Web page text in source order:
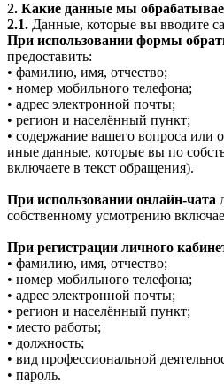
2. Какие данные мы
2.1. Данные, которые вы вводите
При использовании формы
предоставить:
• фамилию, имя, отчество;
• номер мобильного телефона;
• адрес электронной почты;
• регион и населённый пункт;
• содержание вашего вопроса или
иные данные, которые вы по
включаете в текст обращения).
При использовании онлайн-чата
собственному усмотрению
При регистрации личного
• фамилию, имя, отчество;
• номер мобильного телефона;
• адрес электронной почты;
• регион и населённый пункт;
• место работы;
• должность;
• вид профессиональной
• пароль.